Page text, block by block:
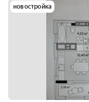
новостройка